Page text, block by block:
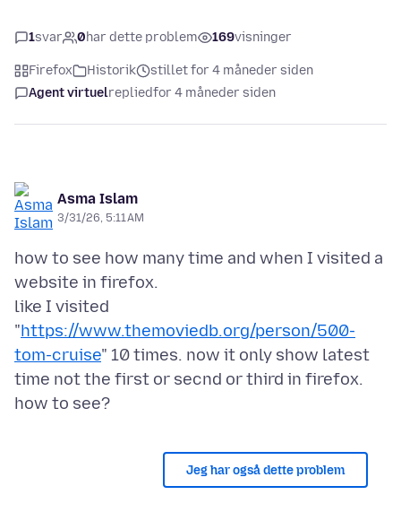
1svar 0har dette problem 169visninger
Firefox Historik
stillet for 4 måneder siden
Agent virtuelrepliedfor 4 måneder siden
Asma Islam
3/31/26, 5:11 AM
how to see how many time and when I visited a
website in firefox.
like I visited
"https://www.themoviedb.org/person/500-
tom-cruise" 10 times. now it only show latest
time not the first or secnd or third in firefox.
Jeg har også dette problem